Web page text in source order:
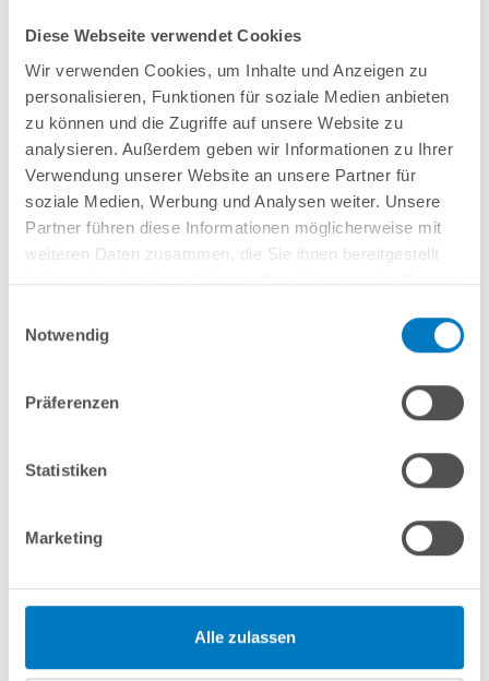
Diese Webseite verwendet Cookies
Wir verwenden Cookies, um Inhalte und Anzeigen zu
personalisieren, Funktionen für soziale Medien anbieten
zu können und die Zugriffe auf unsere Website zu
analysieren. Außerdem geben wir Informationen zu Ihrer
Verwendung unserer Website an unsere Partner für
soziale Medien, Werbung und Analysen weiter. Unsere
Partner führen diese Informationen möglicherweise mit
weiteren Daten zusammen, die Sie ihnen bereitgestellt
Notwendig
Präferenzen
Statistiken
Marketing
Alle zulassen
inkl. gesetzlicher MwSt.zzgl. Versandkosten; ab 99,- frachtfrei
Lieferung in ca. 1-3 Arbeitstagen
Kunststoff-Clipösen für Solarfolien inkl. Gummidichtung.
In den Warenkorb
Anfrageformular
Herstellerangaben
Nützliches/Tipps